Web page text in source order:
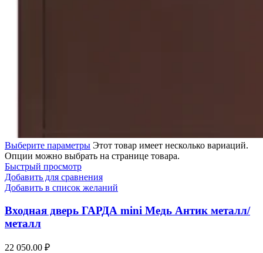
Выберите параметры Этот товар имеет несколько вариаций.
Опции можно выбрать на странице товара.
Быстрый просмотр
Добавить для сравнения
Добавить в список желаний
Входная дверь ГАРДА mini Медь Антик металл/
металл
22 050.00 ₽